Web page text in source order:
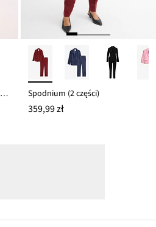
Kombinezon z dekoltem typu woda Spodnium (2 części)
359,99 zł